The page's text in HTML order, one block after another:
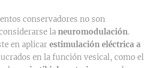
conservadores no son
la neuromodulación.
en aplicar estimulación eléctrica a
en la función vesical, como el